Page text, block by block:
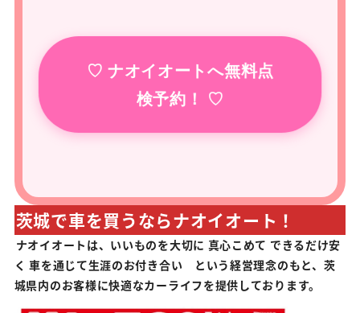
♡ ナオイオートへ無料点
検予約！ ♡
茨城で車を買うならナオイオート！
ナオイオートは、いいものを大切に 真心こめて できるだけ安
く 車を通じて生涯のお付き合い という経営理念のもと、茨
城県内のお客様に快適なカーライフを提供しております。